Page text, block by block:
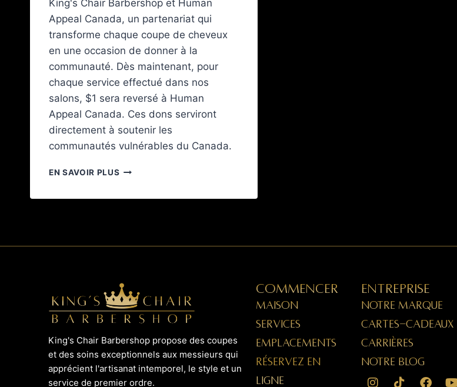
King's Chair Barbershop et Human
Appeal Canada, un partenariat qui
transforme chaque coupe de cheveux
en une occasion de donner à la
communauté. Dès maintenant, pour
chaque service effectué dans nos
salons, $1 sera reversé à Human
Appeal Canada. Ces dons serviront
directement à soutenir les
communautés vulnérables du Canada.
EN SAVOIR PLUS
King's Chair Barbershop propose des coupes
et des soins exceptionnels aux messieurs qui
apprécient l'artisanat intemporel, le style et un
service de premier ordre.
Commencer
MAISON
SERVICES
EMPLACEMENTS
RÉSERVEZ EN
LIGNE
Entreprise
NOTRE MARQUE
CARTES-CADEAUX
CARRIÈRES
NOTRE BLOG